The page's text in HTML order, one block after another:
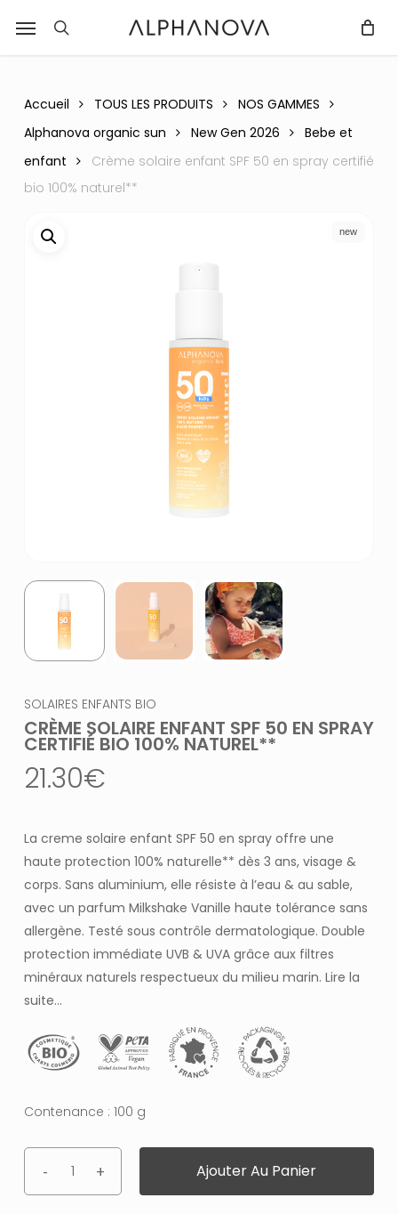
main
recherche
Menu
Fermer
Accueil TOUS LES PRODUITS
NOS GAMMES
Alphanova organic sun
New Gen 2026
Bebe et
enfant
Crème solaire enfant SPF 50 en spray certifié
bio 100% naturel**
new
SOLAIRES ENFANTS BIO
CRÈME SOLAIRE ENFANT SPF 50 EN SPRAY
CERTIFIÉ BIO 100% NATUREL**
21.30€
La creme solaire enfant SPF 50 en spray offre une
haute protection 100% naturelle** dès 3 ans, visage &
corps. Sans aluminium, elle résiste à l’eau & au sable,
avec un parfum Milkshake Vanille haute tolérance sans
allergène. Testé sous contrôle dermatologique. Double
protection immédiate UVB & UVA grâce aux filtres
minéraux naturels respectueux du milieu marin. Lire la
suite…
Contenance : 100 g
Ajouter Au Panier